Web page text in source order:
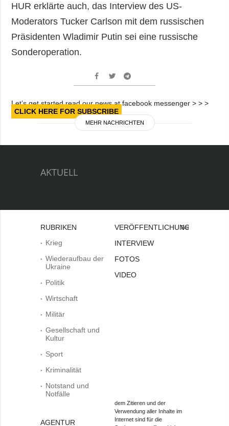
HUR erklärte auch, das Interview des US-
Moderators Tucker Carlson mit dem russischen
Präsidenten Wladimir Putin sei eine russische
Sonderoperation.
Let’s get started read our news at facebook messenger > > >
CLICK HERE FOR SUBSCRIBE
MEHR NACHRICHTEN
AKTUELL
RUBRIKEN
Krieg
Wiederaufbau der
Ukraine
Politik
Wirtschaft
Militär
Gesellschaft und
Kultur
Sport
Kriminalität
Notstand und
Notfälle
AGENTUR
VERÖFFENTLICHUNGEN
INTERVIEW
FOTOS
VIDEO
Bei
dem Zitieren und der
Verwendung aller Inhalte im
Internet sind für die